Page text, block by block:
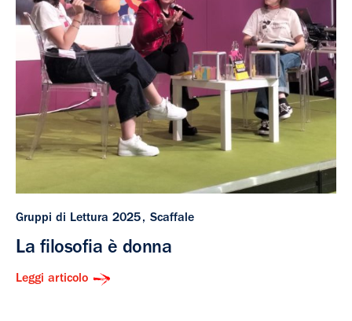
Gruppi di Lettura 2025 Scaffale
La filosofia è donna
Leggi articolo